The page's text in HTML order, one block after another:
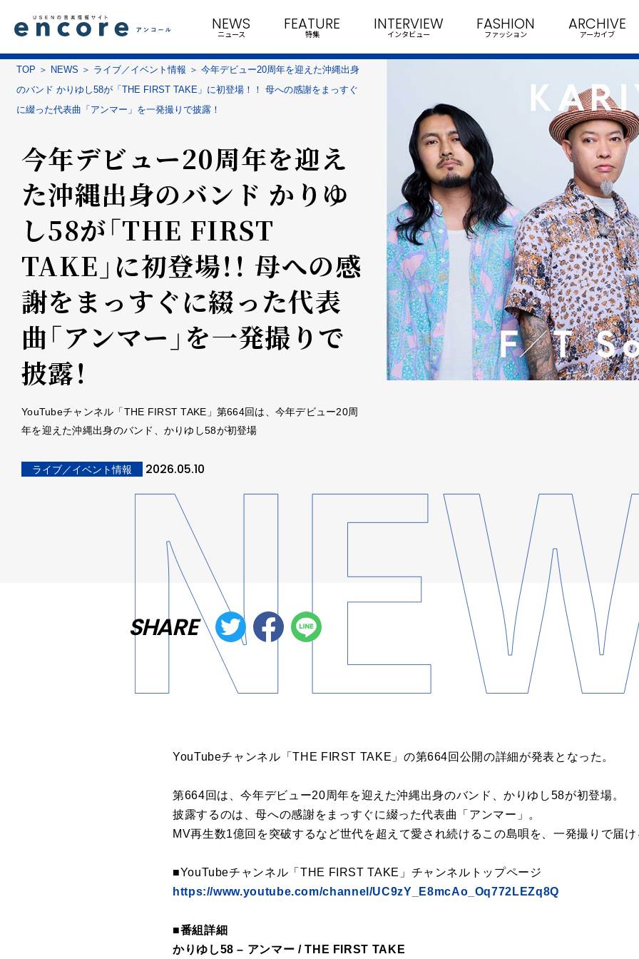
NEWS
ニュース
FEATURE
特集
INTERVIEW
インタビュー
FASHION
ファッション
ARCHIVE
アーカイブ
TOP NEWS ライブ／イベント情報
今年デビュー20周年を迎えた沖縄出身
のバンド かりゆし58が「THE FIRST TAKE」に初登場！！ 母への感謝をまっすぐ
に綴った代表曲「アンマー」を一発撮りで披露！
今年デビュー20周年を迎え
た沖縄出身のバンド かりゆ
し58が「THE FIRST
TAKE」に初登場！！ 母への感
謝をまっすぐに綴った代表
曲「アンマー」を一発撮りで
披露！
YouTubeチャンネル「THE FIRST TAKE」第664回は、今年デビュー20周
年を迎えた沖縄出身のバンド、かりゆし58が初登場
ライブ／イベント情報 2026.05.10
SHARE
YouTubeチャンネル「THE FIRST TAKE」の第664回公開の詳細が発表となった。
第664回は、今年デビュー20周年を迎えた沖縄出身のバンド、かりゆし58が初登場。
披露するのは、母への感謝をまっすぐに綴った代表曲「アンマー」。
MV再生数1億回を突破するなど世代を超えて愛され続けるこの島唄を、一発撮りで届け
■YouTubeチャンネル「THE FIRST TAKE」チャンネルトップページ
https://www.youtube.com/channel/UC9zY_E8mcAo_Oq772LEZq8Q
■番組詳細
かりゆし58 – アンマー / THE FIRST TAKE